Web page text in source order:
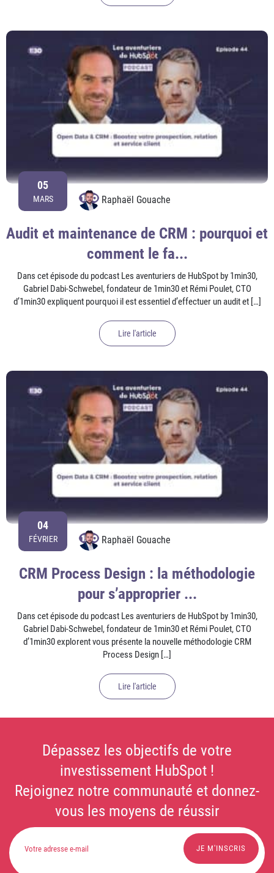
05
MARS Raphaël Gouache
Audit et maintenance de CRM : pourquoi et
comment le fa...
Dans cet épisode du podcast Les aventuriers de HubSpot by 1min30,
Gabriel Dabi-Schwebel, fondateur de 1min30 et Rémi Poulet, CTO
d’1min30 expliquent pourquoi il est essentiel d’effectuer un audit et […]
Lire l'article
04
FÉVRIER Raphaël Gouache
CRM Process Design : la méthodologie
pour s’approprier ...
Dans cet épisode du podcast Les aventuriers de HubSpot by 1min30,
Gabriel Dabi-Schwebel, fondateur de 1min30 et Rémi Poulet, CTO
d’1min30 explorent vous présente la nouvelle méthodologie CRM
Process Design […]
Lire l'article
Dépassez les objectifs de votre
investissement HubSpot !
Rejoignez notre communauté et donnez-
vous les moyens de réussir